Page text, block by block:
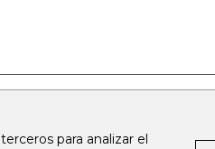
para analizar el